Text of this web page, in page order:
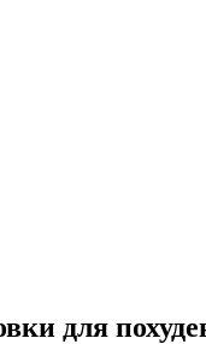
для